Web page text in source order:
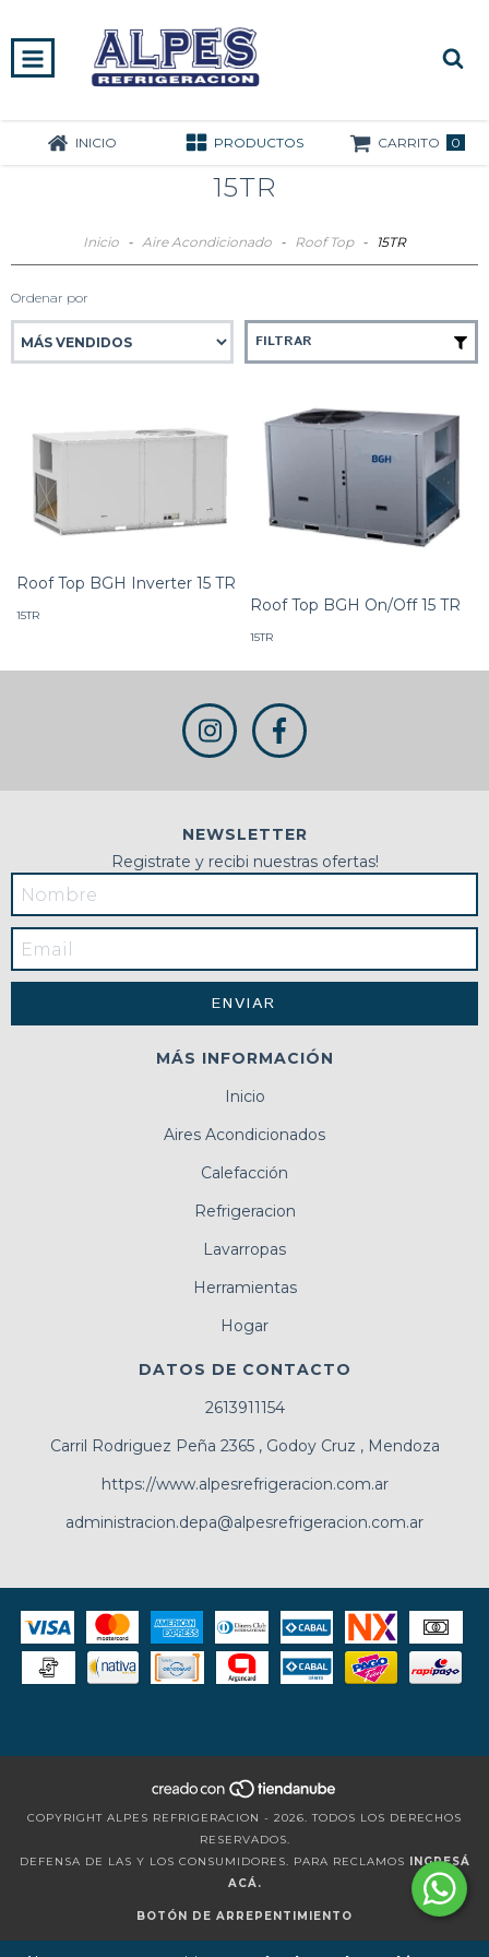
INICIO PRODUCTOS CARRITO 0
15TR
Inicio - Aire Acondicionado - Roof Top - 15TR
Ordenar por
FILTRAR
Roof Top BGH Inverter 15 TR
15TR
Roof Top BGH On/Off 15 TR
15TR
NEWSLETTER
Registrate y recibi nuestras ofertas!
MÁS INFORMACIÓN
Inicio
Aires Acondicionados
Calefacción
Refrigeracion
Lavarropas
Herramientas
Hogar
DATOS DE CONTACTO
2613911154
Carril Rodriguez Peña 2365 , Godoy Cruz , Mendoza
https://www.alpesrefrigeracion.com.ar
administracion.depa@alpesrefrigeracion.com.ar
COPYRIGHT ALPES REFRIGERACION - 2026. TODOS LOS DERECHOS
RESERVADOS.
DEFENSA DE LAS Y LOS CONSUMIDORES. PARA RECLAMOS INGRESÁ
ACÁ.
BOTÓN DE ARREPENTIMIENTO